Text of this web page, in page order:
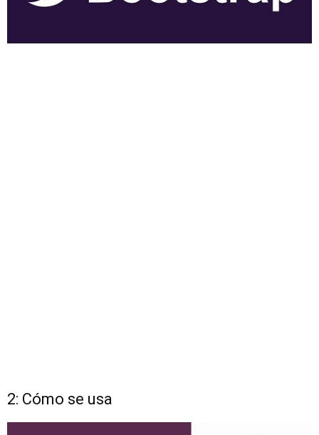
2: Cómo se usa